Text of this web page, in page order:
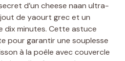
d’un cheese naan ultra-
de yaourt grec et un
dix minutes. Cette astuce
pour garantir une souplesse
à la poêle avec couvercle